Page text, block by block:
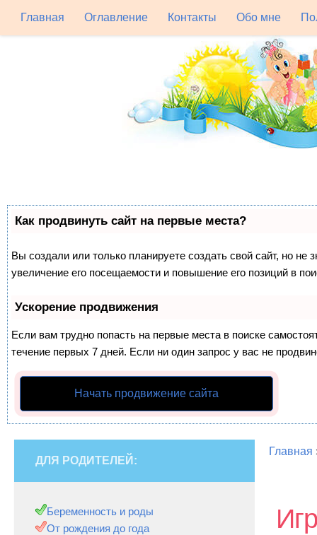
Главная Оглавление Контакты Обо мне
Как продвинуть сайт на первые места?
Вы создали или только планируете создать свой сайт, но
увеличение его посещаемости и повышение его позиций в
Ускорение продвижения
Если вам трудно попасть на первые места в поиске
течение первых 7 дней. Если ни один запрос у вас не
Начать продвижение сайта
Главная
ДЛЯ РОДИТЕЛЕЙ:
Беременность и роды
От рождения до года